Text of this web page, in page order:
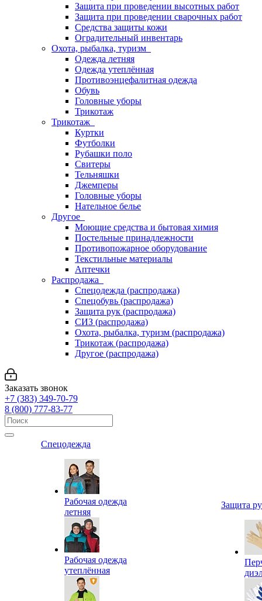
Защита при проведении высотных работ
Защита при проведении сварочных работ
Средства защиты кожи
Оградительный инвентарь
Охота, рыбалка, туризм
Одежда летняя
Одежда утеплённая
Противоэнцефалитная одежда
Обувь
Головные уборы
Трикотаж
Трикотаж
Куртки
Футболки
Рубашки поло
Свитеры
Тельняшки
Джемперы
Головные уборы
Нательное белье
Другое
Моющие средства и бытовая химия
Постельные принадлежности
Противопожарное оборудование
Текстильные материалы
Аптечки
Распродажа
Спецодежда (распродажа)
Спецобувь (распродажа)
Защита рук (распродажа)
СИЗ (распродажа)
Охота, рыбалка, туризм (распродажа)
Трикотаж (распродажа)
Другое (распродажа)
Заказать звонок
+7 (383) 349-70-79
8 (800) 777-83-77
Спецодежда
Рабочая одежда
летняя
Рабочая одежда
утеплённая
Защита